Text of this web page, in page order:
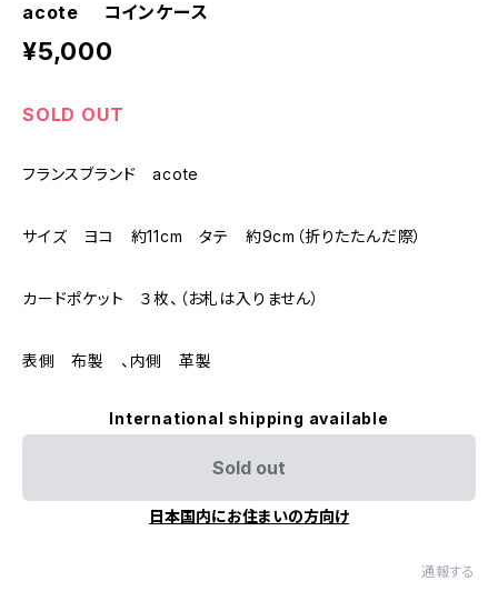
acote コインケース
¥5,000
SOLD OUT
フランスブランド acote
サイズ ヨコ 約11cm タテ 約9cm（折りたたんだ際）
カードポケット ３枚、（お札は入りません）
表側 布製 、内側 革製
International shipping available
Sold out
日本国内にお住まいの方向け
通報する